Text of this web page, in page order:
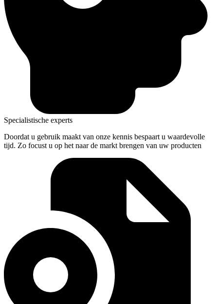
Specialistische experts
Doordat u gebruik maakt van onze kennis bespaart u waardevolle
tijd. Zo focust u op het naar de markt brengen van uw producten